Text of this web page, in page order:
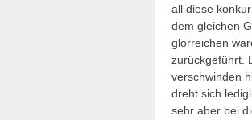
all diese
dem gleichen
glorreichen
zurückgeführt.
verschwinden
dreht sich
sehr aber bei